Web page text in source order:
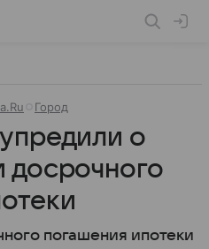
Город
о
досрочного
погашения ипотеки